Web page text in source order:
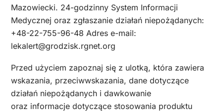
Mazowiecki. 24-godzinny System Informacji
Medycznej oraz zgłaszanie działań niepożądanych:
+48-22-755-96-48 Adres e-mail:
lekalert@grodzisk.rgnet.org
Przed użyciem zapoznaj się z ulotką, która zawiera
wskazania, przeciwwskazania, dane dotyczące
działań niepożądanych i dawkowanie
oraz informacje dotyczące stosowania produktu